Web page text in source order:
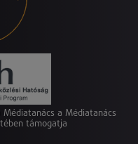
a Médiatanács
támogatja